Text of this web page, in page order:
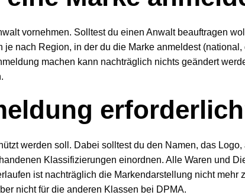
vornehmen. Solltest du einen Anwalt beauftragen
nach Region, in der du die Marke anmeldest
machen kann nachträglich nichts geändert
werden soll. Dabei solltest du den Namen, das
Klassifizierungen einordnen. Alle Waren und
ist nachträglich die Markendarstellung nicht mehr
nicht für die anderen Klassen bei DPMA.